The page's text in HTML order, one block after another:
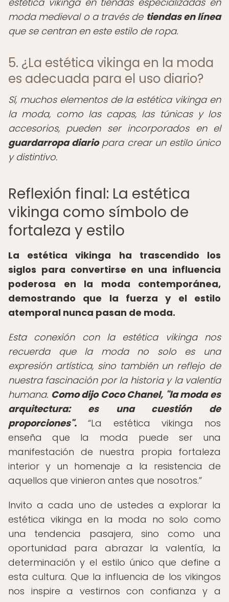
moda medieval o a través de tiendas en línea
que se centran en este estilo de ropa.
5. ¿La estética vikinga en la moda
es adecuada para el uso diario?
Sí, muchos elementos de la estética vikinga en
la moda, como las capas, las túnicas y los
accesorios, pueden ser incorporados en el
guardarropa diariopara crear un estilo único
y distintivo.
Reflexión final: La estética
vikinga como símbolo de
fortaleza y estilo
La estética vikinga ha trascendido los
siglos para convertirse en una influencia
poderosa en la moda contemporánea,
demostrando que la fuerza y el estilo
atemporal nunca pasan de moda.
Esta conexión con la estética vikinga nos
recuerda que la moda no solo es una
expresión artística, sino también un reflejo de
nuestra fascinación por la historia y la valentía
humana. Como dijo Coco Chanel, "la moda es
arquitectura: es una cuestión de
proporciones".
La estética vikinga nos
enseña que la moda puede ser una
manifestación de nuestra propia fortaleza
interior y un homenaje a la resistencia de
aquellos que vinieron antes que nosotros.
Invito a cada uno de ustedes a explorar la
estética vikinga en la moda no solo como
una tendencia pasajera, sino como una
oportunidad para abrazar la valentía, la
determinación y el estilo único que define a
esta cultura. Que la influencia de los vikingos
nos inspire a vestirnos con confianza y a